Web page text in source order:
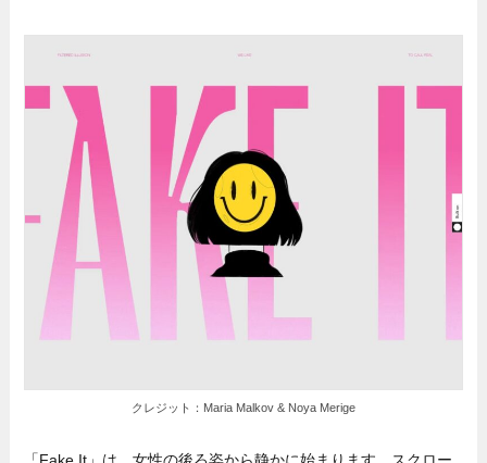
クレジット：Maria Malkov & Noya Merige